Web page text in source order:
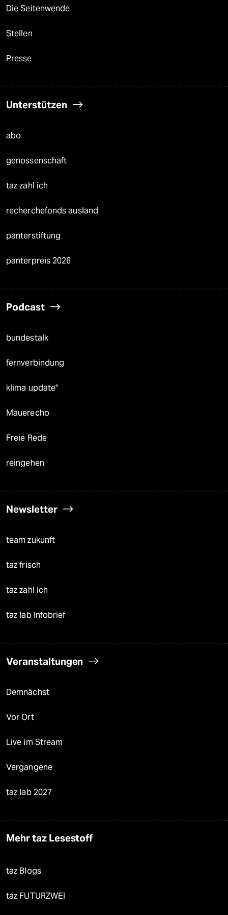
Die Seitenwende
Stellen
Presse
Unterstützen
abo
genossenschaft
taz zahl ich
recherchefonds ausland
panterstiftung
panterpreis 2026
Podcast
bundestalk
fernverbindung
klima update°
Mauerecho
Freie Rede
reingehen
Newsletter
team zukunft
taz frisch
taz zahl ich
taz lab Infobrief
Veranstaltungen
Demnächst
Vor Ort
Live im Stream
Vergangene
taz lab 2027
Mehr taz Lesestoff
taz Blogs
taz FUTURZWEI